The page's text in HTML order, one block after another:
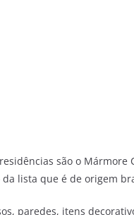
são o
da lista que é de origem
paredes, itens